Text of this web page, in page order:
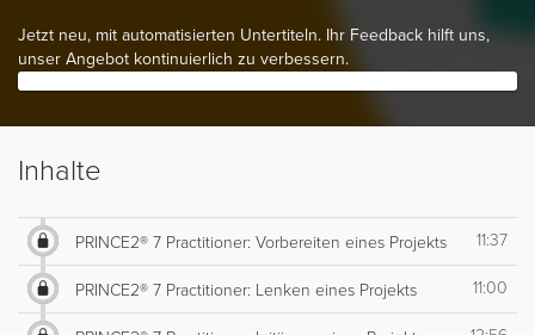
Jetzt neu, mit automatisierten Untertiteln. Ihr Feedback hilft uns,
unser Angebot kontinuierlich zu verbessern.
Inhalte
PRINCE2® 7 Practitioner: Vorbereiten eines Projekts 11:37
PRINCE2® 7 Practitioner: Lenken eines Projekts 11:00